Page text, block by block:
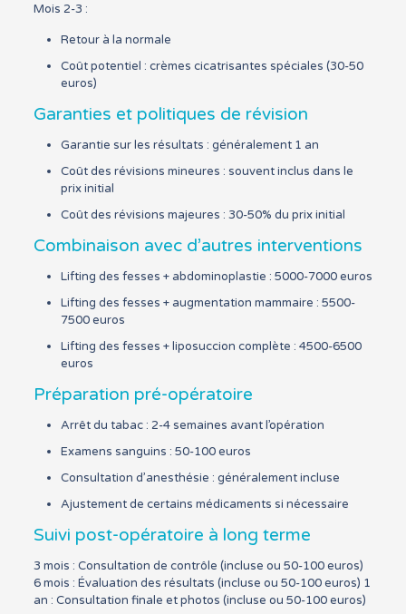
Mois 2-3 :
Retour à la normale
Coût potentiel : crèmes cicatrisantes spéciales (30-50
euros)
Garanties et politiques de révision
Garantie sur les résultats : généralement 1 an
Coût des révisions mineures : souvent inclus dans le
prix initial
Coût des révisions majeures : 30-50% du prix initial
Combinaison avec d’autres interventions
Lifting des fesses + abdominoplastie : 5000-7000 euros
Lifting des fesses + augmentation mammaire : 5500-
7500 euros
Lifting des fesses + liposuccion complète : 4500-6500
euros
Préparation pré-opératoire
Arrêt du tabac : 2-4 semaines avant l’opération
Examens sanguins : 50-100 euros
Consultation d’anesthésie : généralement incluse
Ajustement de certains médicaments si nécessaire
Suivi post-opératoire à long terme
3 mois : Consultation de contrôle (incluse ou 50-100 euros)
6 mois : Évaluation des résultats (incluse ou 50-100 euros) 1
an : Consultation finale et photos (incluse ou 50-100 euros)